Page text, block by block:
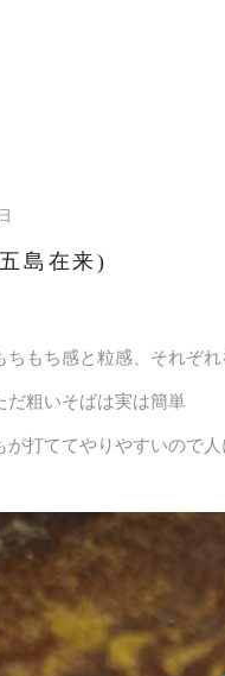
島在来)
ちもち感と粒感、それぞ
ただ粗いそばは実
が打ててやりやすいの